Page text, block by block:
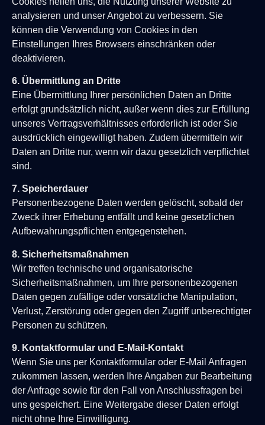
analysieren und unser Angebot zu verbessern. Sie
können die Verwendung von Cookies in den
Einstellungen Ihres Browsers einschränken oder
deaktivieren.
6. Übermittlung an Dritte
Eine Übermittlung Ihrer persönlichen Daten an Dritte
erfolgt grundsätzlich nicht, außer wenn dies zur Erfüllung
unseres Vertragsverhältnisses erforderlich ist oder Sie
ausdrücklich eingewilligt haben. Zudem übermitteln wir
Daten an Dritte nur, wenn wir dazu gesetzlich verpflichtet
sind.
7. Speicherdauer
Personenbezogene Daten werden gelöscht, sobald der
Zweck ihrer Erhebung entfällt und keine gesetzlichen
Aufbewahrungspflichten entgegenstehen.
8. Sicherheitsmaßnahmen
Wir treffen technische und organisatorische
Sicherheitsmaßnahmen, um Ihre personenbezogenen
Daten gegen zufällige oder vorsätzliche Manipulation,
Verlust, Zerstörung oder gegen den Zugriff unberechtigter
Personen zu schützen.
9. Kontaktformular und E-Mail-Kontakt
Wenn Sie uns per Kontaktformular oder E-Mail Anfragen
zukommen lassen, werden Ihre Angaben zur Bearbeitung
der Anfrage sowie für den Fall von Anschlussfragen bei
uns gespeichert. Eine Weitergabe dieser Daten erfolgt
nicht ohne Ihre Einwilligung.